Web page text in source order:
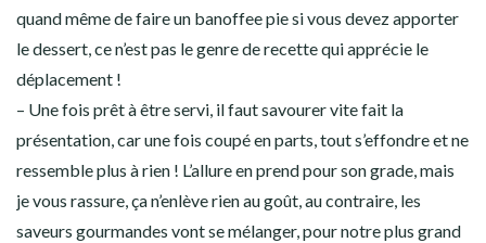
quand même de faire un banoffee pie si vous devez apporter
le dessert, ce n’est pas le genre de recette qui apprécie le
déplacement !
– Une fois prêt à être servi, il faut savourer vite fait la
présentation, car une fois coupé en parts, tout s’effondre et ne
ressemble plus à rien ! L’allure en prend pour son grade, mais
je vous rassure, ça n’enlève rien au goût, au contraire, les
saveurs gourmandes vont se mélanger, pour notre plus grand